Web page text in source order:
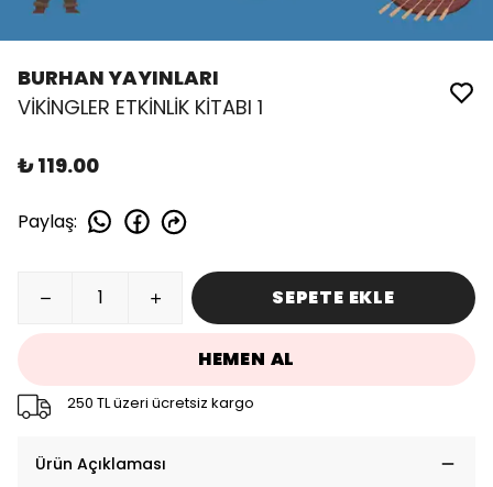
BURHAN YAYINLARI
VİKİNGLER ETKİNLİK KİTABI 1
₺ 119.00
Paylaş:
SEPETE EKLE
HEMEN AL
250 TL üzeri ücretsiz kargo
Ürün Açıklaması